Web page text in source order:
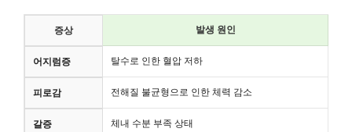
증상 발생 원인
어지럼증 탈수로 인한 혈압 저하
피로감 전해질 불균형으로 인한 체력 감소
갈증 체내 수분 부족 상태